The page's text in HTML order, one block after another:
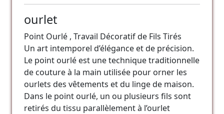
ourlet
Point Ourlé , Travail Décoratif de Fils Tirés
Un art intemporel d’élégance et de précision.
Le point ourlé est une technique traditionnelle
de couture à la main utilisée pour orner les
ourlets des vêtements et du linge de maison.
Dans le point ourlé, un ou plusieurs fils sont
retirés du tissu parallèlement à l’ourlet